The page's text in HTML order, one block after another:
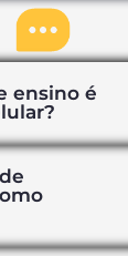
ensino é